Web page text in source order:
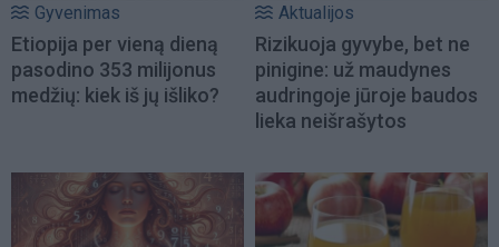
Gyvenimas
Etiopija per vieną dieną
pasodino 353 milijonus
medžių: kiek iš jų išliko?
Aktualijos
Rizikuoja gyvybe, bet ne
pinigine: už maudynes
audringoje jūroje baudos
lieka neišrašytos